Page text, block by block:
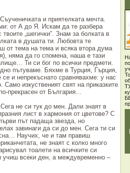
и приятелката мечта.
от А до Я. Искам да те разбера
„шегички”. Знам за болката в
в душата ти. Любовта те
от тема на тема и всяка втора дума
няма да го спомена, наша е тази
Ти си бог по всички предмети.
пътуваме. Бяхме в Турция, Гърция,
и непрекъснато сравнявахме: у нас
Само изкуственият свят на приказките
прекрасен от България…
не си тук до мен. Дали знаят в
лист в хармония от цветове? С
път падаща звезда, но
завинаги да си до мен. Сега ти си
Научих, че и там правиш
не знаят с колко много
тоалети на всичките си
учиш всеки ден, а междувременно –